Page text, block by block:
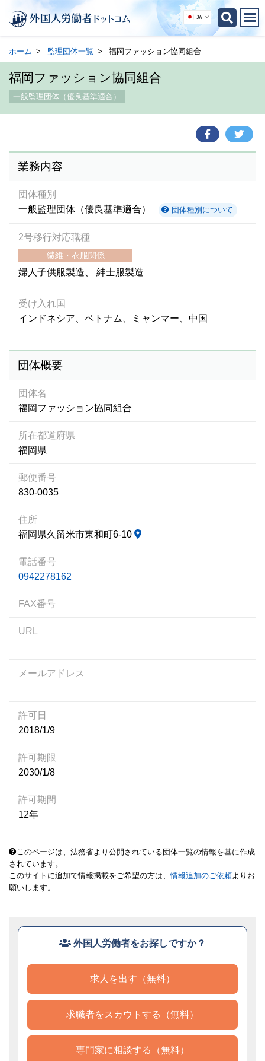
JA
ホーム 監理団体一覧 福岡ファッション協同組合
福岡ファッション協同組合
一般監理団体（優良基準適合）
業務内容
団体種別
一般監理団体（優良基準適合）
団体種別について
2号移行対応職種
繊維・衣服関係
婦人子供服製造 紳士服製造
受け入れ国
インドネシア、ベトナム、ミャンマー、中国
団体概要
団体名
福岡ファッション協同組合
所在都道府県
福岡県
郵便番号
830-0035
住所
福岡県久留米市東和町6-10
電話番号
0942278162
FAX番号
URL
メールアドレス
許可日
2018/1/9
許可期限
2030/1/8
許可期間
12年
このページは、法務省より公開されている団体一覧の情報を基に作成
されています。
このサイトに追加で情報掲載をご希望の方は、情報追加のご依頼よりお
願いします。
外国人労働者をお探しですか？
求人を出す（無料）
求職者をスカウトする（無料）
専門家に相談する（無料）